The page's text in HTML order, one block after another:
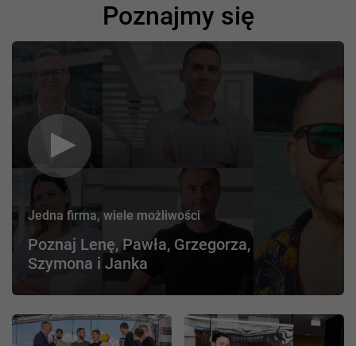
Poznajmy się
Jedna firma, wiele możliwości
Poznaj Lenę, Pawła, Grzegorza,
Szymona i Janka